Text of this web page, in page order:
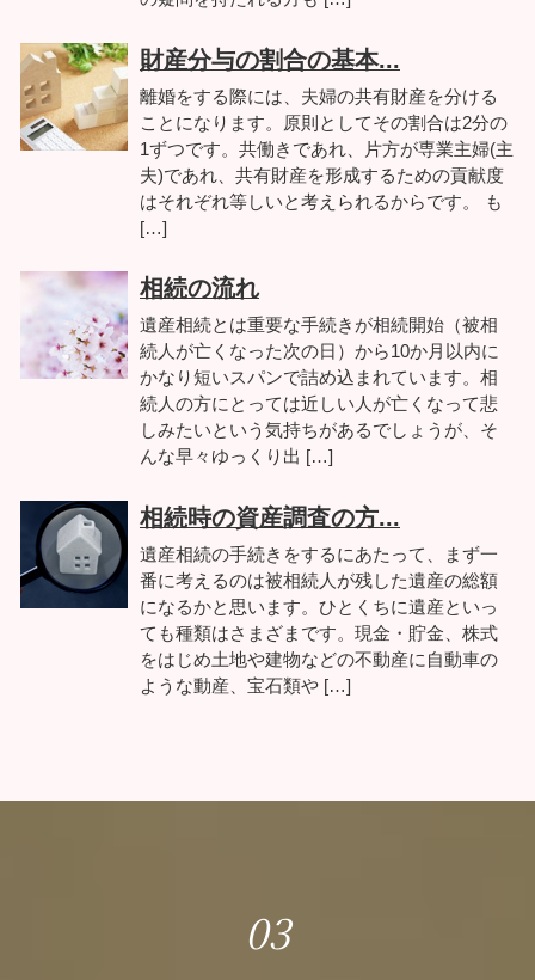
財産分与の割合の基本...
離婚をする際には、夫婦の共有財産を分ける
ことになります。原則としてその割合は2分の
1ずつです。共働きであれ、片方が専業主婦(主
夫)であれ、共有財産を形成するための貢献度
はそれぞれ等しいと考えられるからです。 も
[…]
相続の流れ
遺産相続とは重要な手続きが相続開始（被相
続人が亡くなった次の日）から10か月以内に
かなり短いスパンで詰め込まれています。相
続人の方にとっては近しい人が亡くなって悲
しみたいという気持ちがあるでしょうが、そ
んな早々ゆっくり出 […]
相続時の資産調査の方...
遺産相続の手続きをするにあたって、まず一
番に考えるのは被相続人が残した遺産の総額
になるかと思います。ひとくちに遺産といっ
ても種類はさまざまです。現金・貯金、株式
をはじめ土地や建物などの不動産に自動車の
ような動産、宝石類や […]
03